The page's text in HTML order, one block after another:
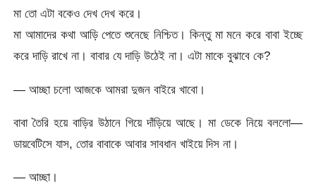
মা তো এটা বকেও দেখ দেখ করে।
মা আমাদের কথা আড়ি পেতে শুনেছে নিশ্চিত। কিন্তু মা মনে করে বাবা ইচ্ছে
করে দাড়ি রাখে না। বাবার যে দাড়ি উঠেই না। এটা মাকে বুঝাবে কে?
— আচ্ছা চলো আজকে আমরা দুজন বাইরে খাবো।
বাবা তৈরি হয়ে বাড়ির উঠানে গিয়ে দাঁড়িয়ে আছে। মা ডেকে নিয়ে বললো—
ডায়বেটিসে যাস, তোর বাবাকে আবার সাবধান খাইয়ে দিস না।
— আচ্ছা।